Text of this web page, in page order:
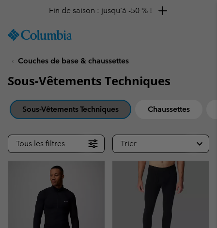
TO
SKIP
MAIN
SKIP
TO
Fin de saison : jusqu'à -50 % !
Couches de base & chaussettes
Sous-Vêtements Techniques
Sous-Vêtements Techniques Chaussettes
Tous les filtres Trier